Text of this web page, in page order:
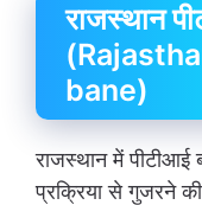
राजस्थान
bane)
राजस्थान में पीटीआई
प्रक्रिया से गुजरने